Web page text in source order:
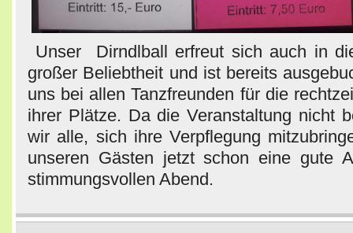
Unser Dirndlball erfreut sich auch in
großer Beliebtheit und ist bereits
uns bei allen Tanzfreunden für die
ihrer Plätze. Da die Veranstaltung nicht
wir alle, sich ihre Verpflegung
unseren Gästen jetzt schon eine gute
stimmungsvollen Abend.